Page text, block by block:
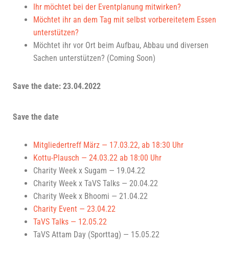
Ihr möch­tet bei der Event­pla­nung mitwirken?
Möch­tet ihr an dem Tag mit selbst vor­be­rei­te­tem Essen
unterstützen?
Möch­tet ihr vor Ort beim Auf­bau, Abbau und diver­sen
Sachen unter­stüt­zen? (Coming Soon)
Save the date: 23.04.2022
Save the date
Mit­glie­der­treff März — 17.03.22, ab 18:30 Uhr
Kot­tu-Plausch — 24.03.22 ab 18:00 Uhr
Cha­ri­ty Week x Sugam — 19.04.22
Cha­ri­ty Week x TaVS Talks — 20.04.22
Cha­ri­ty Week x Bhoo­mi — 21.04.22
Cha­ri­ty Event — 23.04.22
TaVS Talks — 12.05.22
TaVS Attam Day (Sport­tag) — 15.05.22